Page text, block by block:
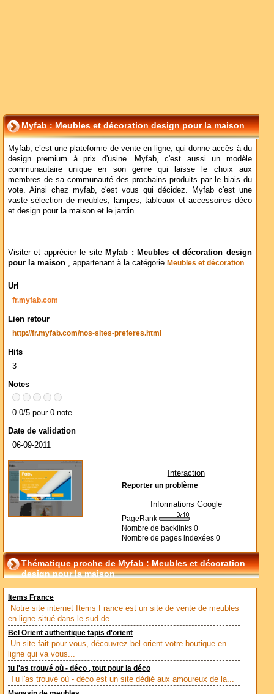
Myfab : Meubles et décoration design pour la maison
Myfab, c’est une plateforme de vente en ligne, qui donne accès à du
design premium à prix d'usine. Myfab, c'est aussi un modèle
communautaire unique en son genre qui laisse le choix aux
membres de sa communauté des prochains produits par le biais du
vote. Ainsi chez myfab, c'est vous qui décidez. Myfab c'est une
vaste sélection de meubles, lampes, tableaux et accessoires déco
et design pour la maison et le jardin.
Visiter et apprécier le site Myfab : Meubles et décoration design
pour la maison , appartenant à la catégorie Meubles et décoration
Url
fr.myfab.com
Lien retour
http://fr.myfab.com/nos-sites-preferes.html
Hits
3
Notes
0.0/5 pour 0 note
Date de validation
06-09-2011
Interaction
Reporter un problème
Informations Google
PageRank
Nombre de backlinks 0
Nombre de pages indexées 0
Thématique proche de Myfab : Meubles et décoration
design pour la maison
Items France
Notre site internet Items France est un site de vente de meubles
en ligne situé dans le sud de...
Bel Orient authentique tapis d'orient
Un site fait pour vous, découvrez bel-orient votre boutique en
ligne qui va vous...
tu l'as trouvé où - déco , tout pour la déco
Tu l'as trouvé où - déco est un site dédié aux amoureux de la...